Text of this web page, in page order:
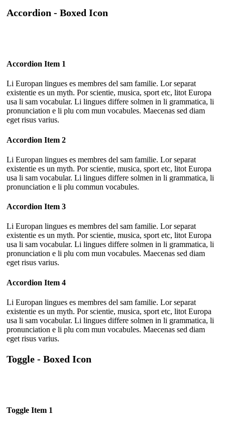
Accordion - Boxed Icon
Accordion Item 1
Li Europan lingues es membres del sam familie. Lor separat
existentie es un myth. Por scientie, musica, sport etc, litot Europa
usa li sam vocabular. Li lingues differe solmen in li grammatica, li
pronunciation e li plu com mun vocabules. Maecenas sed diam
eget risus varius.
Accordion Item 2
Li Europan lingues es membres del sam familie. Lor separat
existentie es un myth. Por scientie, musica, sport etc, litot Europa
usa li sam vocabular. Li lingues differe solmen in li grammatica, li
pronunciation e li plu commun vocabules.
Accordion Item 3
Li Europan lingues es membres del sam familie. Lor separat
existentie es un myth. Por scientie, musica, sport etc, litot Europa
usa li sam vocabular. Li lingues differe solmen in li grammatica, li
pronunciation e li plu com mun vocabules. Maecenas sed diam
eget risus varius.
Accordion Item 4
Li Europan lingues es membres del sam familie. Lor separat
existentie es un myth. Por scientie, musica, sport etc, litot Europa
usa li sam vocabular. Li lingues differe solmen in li grammatica, li
pronunciation e li plu com mun vocabules. Maecenas sed diam
eget risus varius.
Toggle - Boxed Icon
Toggle Item 1